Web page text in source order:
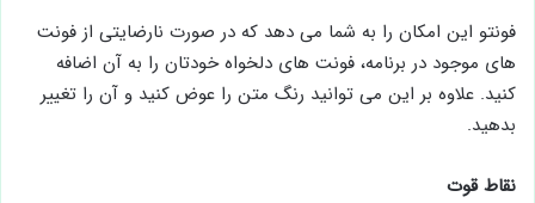
فونتو این امکان را به شما می دهد که در صورت نارضایتی از فونت
های موجود در برنامه، فونت های دلخواه خودتان را به آن اضافه
کنید. علاوه بر این می توانید رنگ متن را عوض کنید و آن را تغییر
بدهید.
نقاط قوت